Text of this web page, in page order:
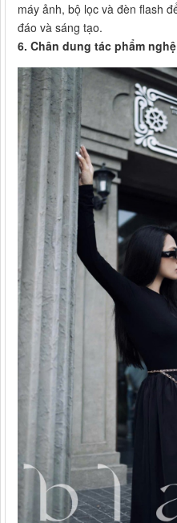
máy ảnh, bộ lọc và đèn flash
đáo và sáng tạo.
6. Chân dung tác phẩm